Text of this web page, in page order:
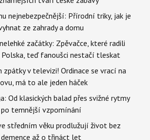
nejnebezpečnější: Přírodní triky, jak je
ze zahrady a domu
začátky: Zpěvačce, které radili
teď fanoušci nestačí tleskat
zpátky v televizi! Ordinace se vrací na
má to ale jeden háček
Od klasických balad přes svižné rytmy
po temnější vzpomínání
středním věku prodlužují život bez
demence až o třináct let